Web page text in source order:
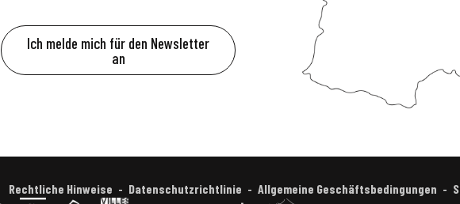
Ich melde mich für den Newsletter
an
Rechtliche Hinweise Datenschutzrichtlinie Allgemeine Geschäftsbedingungen